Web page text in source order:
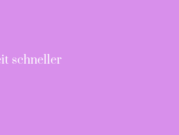
schneller